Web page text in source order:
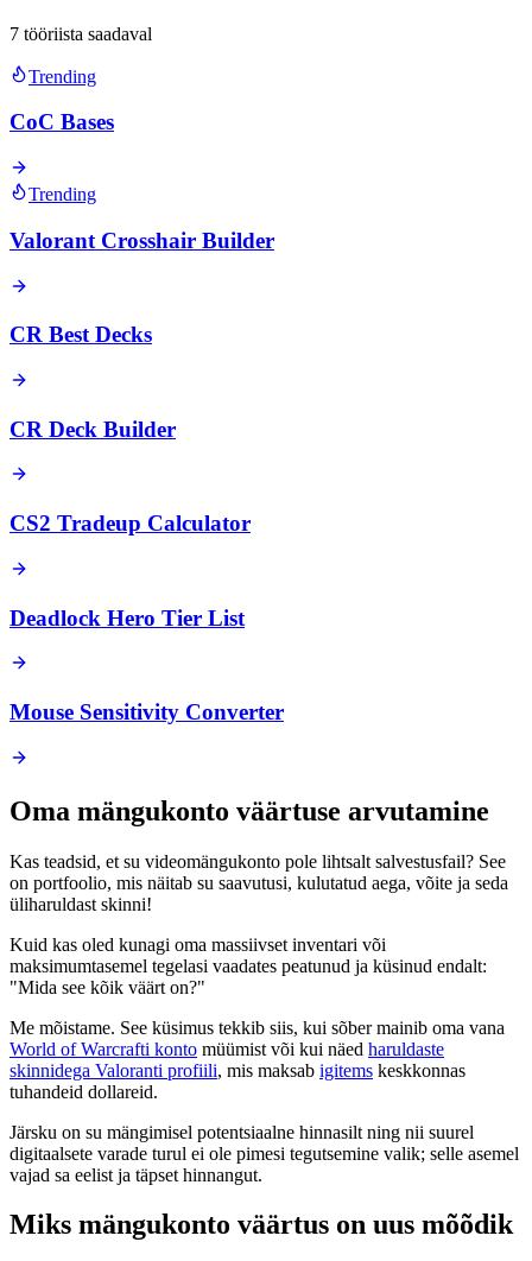
7 tööriista saadaval
Trending
CoC Bases
Trending
Valorant Crosshair Builder
CR Best Decks
CR Deck Builder
CS2 Tradeup Calculator
Deadlock Hero Tier List
Mouse Sensitivity Converter
Oma mängukonto väärtuse arvutamine
Kas teadsid, et su videomängukonto pole lihtsalt salvestusfail? See
on portfoolio, mis näitab su saavutusi, kulutatud aega, võite ja seda
üliharuldast skinni!
Kuid kas oled kunagi oma massiivset inventari või
maksimumtasemel tegelasi vaadates peatunud ja küsinud endalt:
"Mida see kõik väärt on?"
Me mõistame. See küsimus tekkib siis, kui sõber mainib oma vana
World of Warcrafti konto müümist või kui näed haruldaste
skinnidega Valoranti profiili, mis maksab igitems keskkonnas
tuhandeid dollareid.
Järsku on su mängimisel potentsiaalne hinnasilt ning nii suurel
digitaalsete varade turul ei ole pimesi tegutsemine valik; selle asemel
vajad sa eelist ja täpset hinnangut.
Miks mängukonto väärtus on uus mõõdik